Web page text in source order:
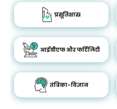
प्रसूतिशास्र
आईवीएफ और फर्टिलिटी
तंत्रिका-विज्ञान